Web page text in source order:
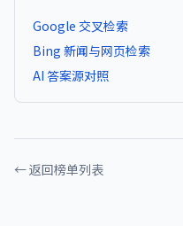
Google 交叉检索
Bing 新闻与网页检索
AI 答案源对照
← 返回榜单列表